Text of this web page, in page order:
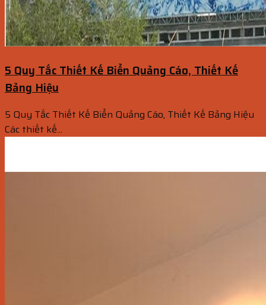
5 Quy Tắc Thiết Kế Biển Quảng Cáo, Thiết Kế
Bảng Hiệu
5 Quy Tắc Thiết Kế Biển Quảng Cáo, Thiết Kế Bảng Hiệu
Các thiết kế...